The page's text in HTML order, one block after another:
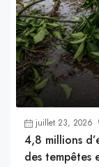
juillet 23, 2026
4,8 millions
des tempêtes